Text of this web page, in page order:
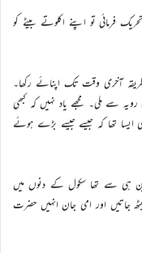
فرمائی تو اپنے اکلوتے بیٹے کو
آخری وقت تک اپنائے رکھا۔
سے ملی۔ مجھے یاد نہیں کہ کبھی
ایسا تھا کہ جیسے جیسے بڑے ہوئے
ہی سے تھا سکول کے دنوں میں
جاتیں اور امی جان انہیں حضرت